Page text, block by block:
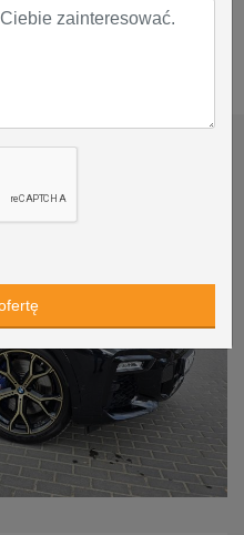
Email do opiekuna